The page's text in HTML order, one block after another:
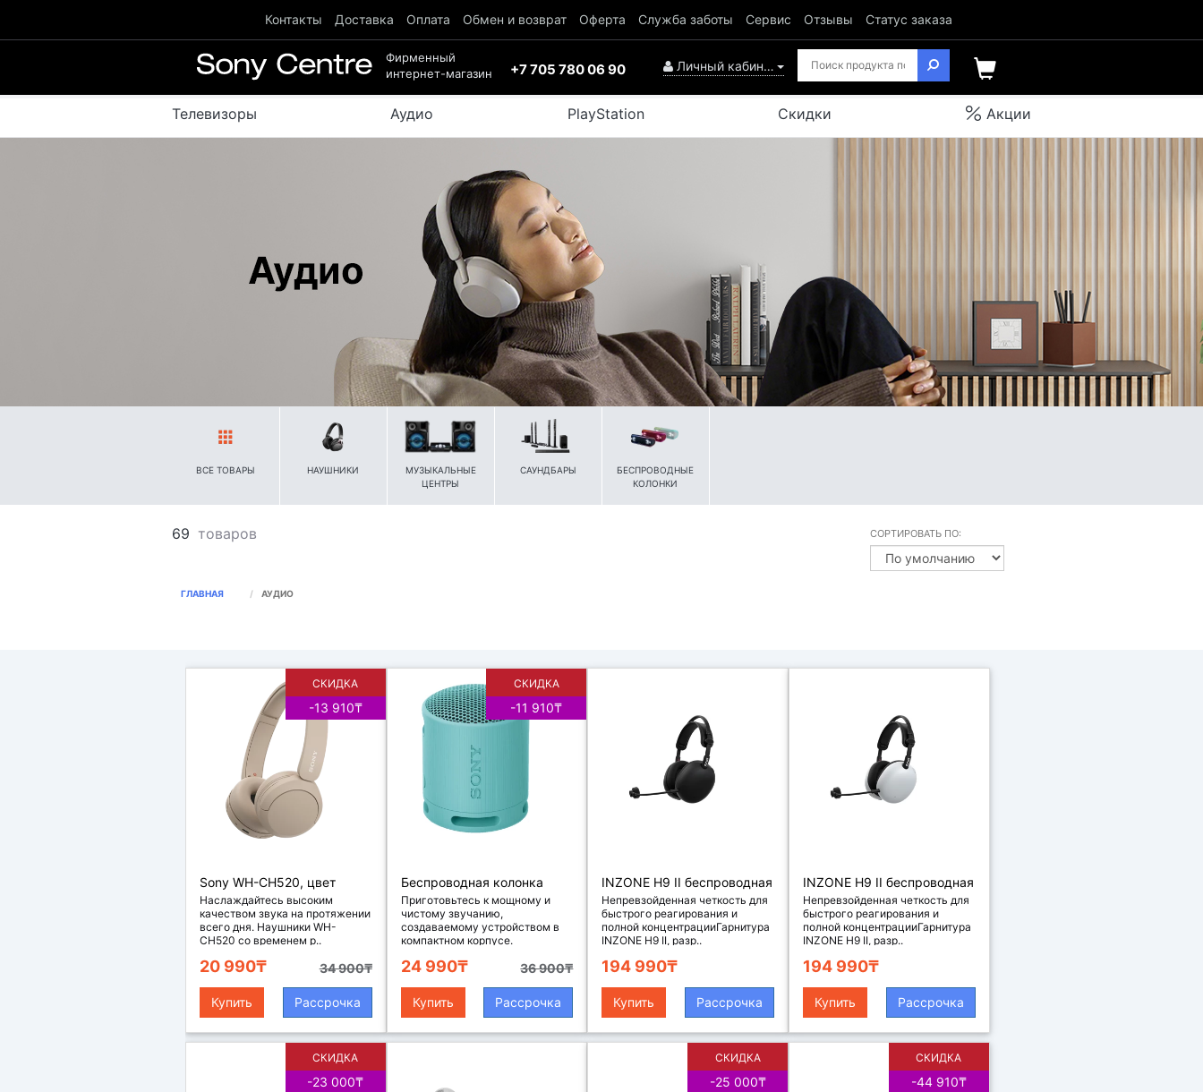
Контакты Доставка Оплата Обмен и возврат Оферта Служба заботы Сервис Отзывы Статус заказа
Фирменный
интернет-магазин
+7 705 780 06 90 Личный кабинет
Телевизоры Аудио PlayStation Скидки Акции
ВСЕ ТОВАРЫ НАУШНИКИ
МУЗЫКАЛЬНЫЕ
ЦЕНТРЫ
САУНДБАРЫ
БЕСПРОВОДНЫЕ
КОЛОНКИ
69 товаров СОРТИРОВАТЬ ПО:
ГЛАВНАЯ АУДИО
СКИДКА
-13 910₸
Наушники
Sony WH-CH520, цвет
бежевый
Наслаждайтесь высоким
качеством звука на протяжении
всего дня. Наушники WH-
CH520 со временем р..
34 900₸
20 990₸
Купить Рассрочка
СКИДКА
-11 910₸
Беспроводная колонка
Sony SRS-XB100, цвет
голубой
Приготовьтесь к мощному и
чистому звучанию,
создаваемому устройством в
компактном корпусе.
36 900₸
24 990₸
Купить Рассрочка
INZONE H9 II беспроводная
игровая гарнитура, цвет
черный
Непревзойденная четкость для
быстрого реагирования и
полной концентрацииГарнитура
INZONE H9 II, разр..
194 990₸
Купить Рассрочка
INZONE H9 II беспроводная
игровая гарнитура, цвет
белый
Непревзойденная четкость для
быстрого реагирования и
полной концентрацииГарнитура
INZONE H9 II, разр..
194 990₸
Купить Рассрочка
СКИДКА
-23 000₸
СКИДКА
-25 000₸
СКИДКА
-44 910₸